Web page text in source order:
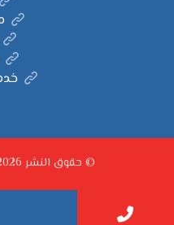
© حقوق النشر 2026. كل الحقوق محفوظة.